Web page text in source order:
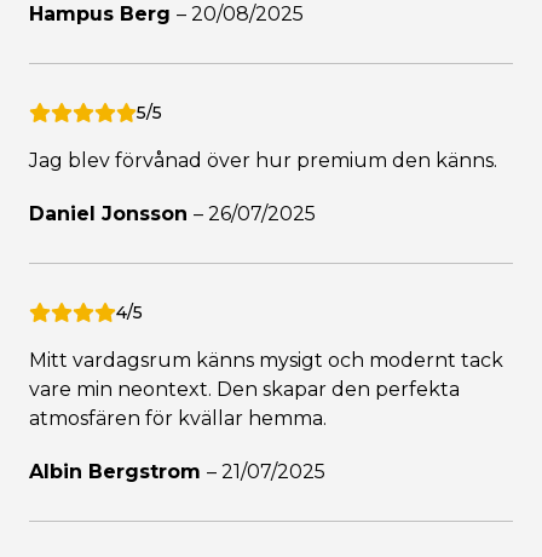
Hampus Berg – 20/08/2025
5/5
Jag blev förvånad över hur premium den känns.
Daniel Jonsson – 26/07/2025
4/5
Mitt vardagsrum känns mysigt och modernt tack
vare min neontext. Den skapar den perfekta
atmosfären för kvällar hemma.
Albin Bergstrom – 21/07/2025